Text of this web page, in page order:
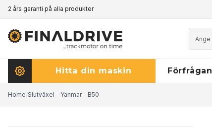
2 års garanti på alla produkterPrismatch - klicka här för att läsa mer
Hitta din maskin Förfrågan
Home/Slutväxel - Yanmar - B50